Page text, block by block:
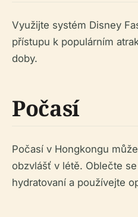
Využijte systém Disney
přístupu k populárním
doby.
Počasí
Počasí v Hongkongu
obzvlášť v létě. Oblečte
hydratovaní a používejte